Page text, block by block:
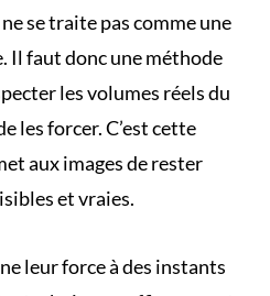
se traite pas comme une
Il faut donc une méthode
les volumes réels du
les forcer. C’est cette
aux images de rester
et vraies.
leur force à des instants